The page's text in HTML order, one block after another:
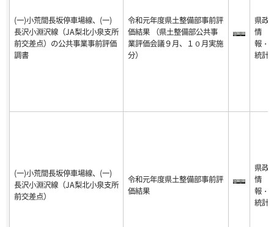
(一)小荒間長坂停車場線、(一)
長沢小淵沢線（JA梨北小泉支所
前交差点）の公共事業事前評価
調書
令和元年度県土整備部事前評
価結果 （県土整備部公共事
業評価会議９月、１０月実施
分）
県政
情
報・
統計
(一)小荒間長坂停車場線、(一)
長沢小淵沢線（JA梨北小泉支所
前交差点）
令和元年度県土整備部事前評
価結果
県政
情
報・
統計